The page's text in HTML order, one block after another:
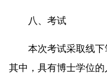
八、考试
本次考试采取线下
其中，具有博士学位